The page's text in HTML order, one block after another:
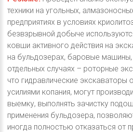
техники на угольных,
предприятиях в условиях
безвзрывной добыче
ковши активного действия на
на бульдозерах, баровые
отдельных случаях – роторные
что гидравлические
усилиями копания, могут
выемку, выполнять зачистку
применения бульдозера,
иногда полностью отказаться от